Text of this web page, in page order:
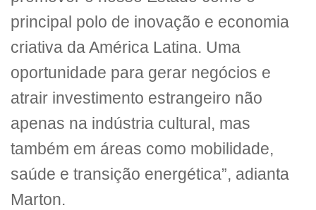
principal polo de inovação e economia
criativa da América Latina. Uma
oportunidade para gerar negócios e
atrair investimento estrangeiro não
apenas na indústria cultural, mas
também em áreas como mobilidade,
saúde e transição energética”, adianta
Marton.